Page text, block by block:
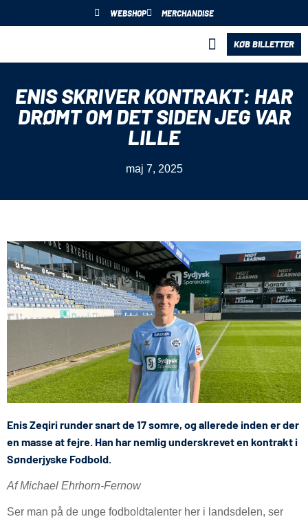
WEBSHOP MERCHANDISE
KØB BILLETTER
ENIS SKRIVER KONTRAKT: HAR
DRØMT OM DET SIDEN JEG VAR
LILLE
maj 7, 2025
Enis Zeqiri runder snart de 17 somre, og allerede inden er der
en masse at fejre. Han har nemlig underskrevet en kontrakt i
Sønderjyske Fodbold.
Af Michael Ehrhorn-Fernow
Ser man på de unge fodboldtalenter her i landsdelen, ser